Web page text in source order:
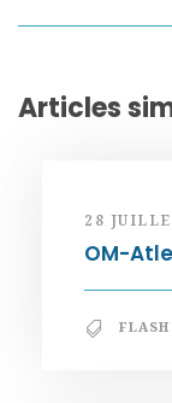
Articles
28
OM-